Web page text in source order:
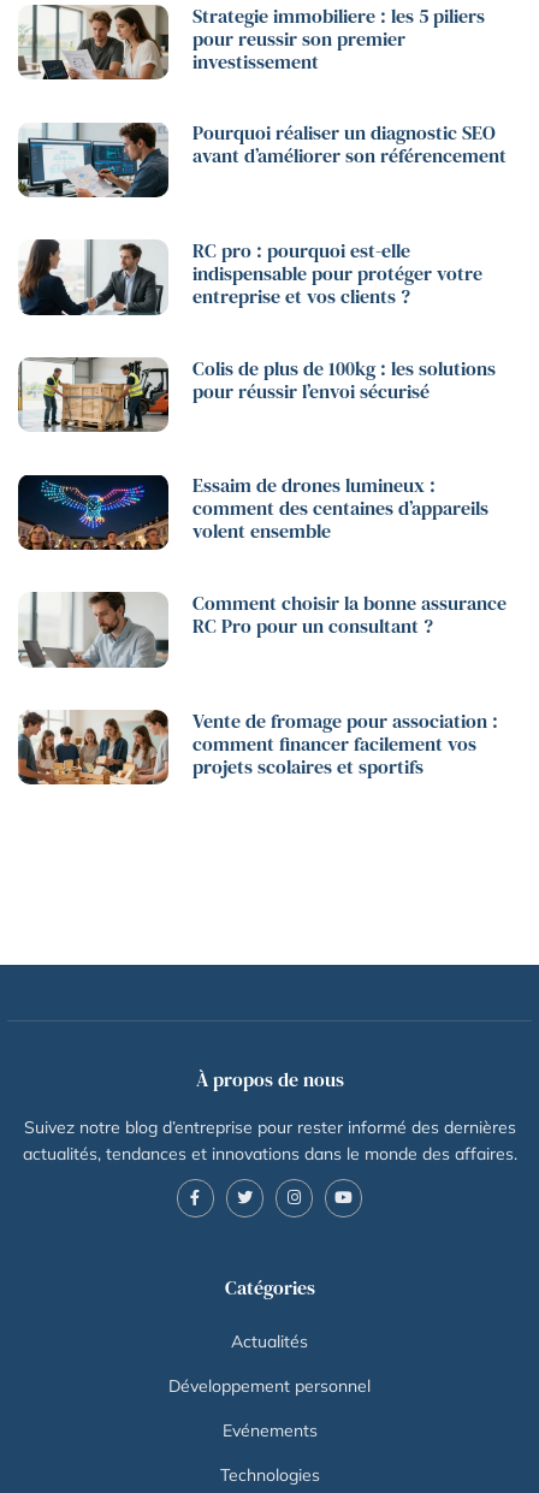
Strategie immobiliere : les 5 piliers
pour reussir son premier
investissement
Pourquoi réaliser un diagnostic SEO
avant d’améliorer son référencement
RC pro : pourquoi est-elle
indispensable pour protéger votre
entreprise et vos clients ?
Colis de plus de 100kg : les solutions
pour réussir l’envoi sécurisé
Essaim de drones lumineux :
comment des centaines d’appareils
volent ensemble
Comment choisir la bonne assurance
RC Pro pour un consultant ?
Vente de fromage pour association :
comment financer facilement vos
projets scolaires et sportifs
À propos de nous
Suivez notre blog d’entreprise pour rester informé des dernières
actualités, tendances et innovations dans le monde des affaires.
Catégories
Actualités
Développement personnel
Evénements
Technologies